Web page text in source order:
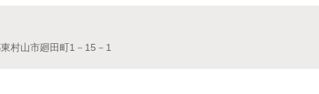
村山市廻田町1－15－1